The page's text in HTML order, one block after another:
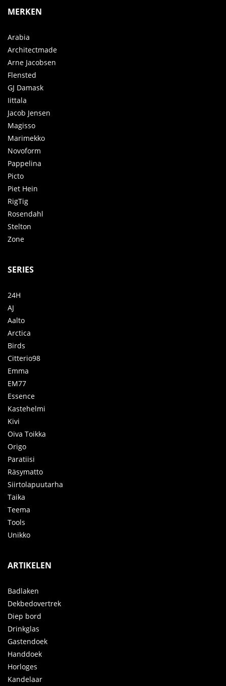
MERKEN
Arabia
Architectmade
Arne Jacobsen
Flensted
GJ Damask
Iittala
Jacob Jensen
Magisso
Marimekko
Novoform
Pappelina
Picto
Piet Hein
RigTig
Rosendahl
Stelton
Zone
SERIES
24H
AJ
Aalto
Arctica
Birds
Citterio98
Emma
EM77
Essence
Kastehelmi
Kivi
Oiva Toikka
Origo
Paratiisi
Räsymatto
Siirtolapuutarha
Taika
Teema
Tools
Unikko
ARTIKELEN
Badlaken
Dekbedovertrek
Diep bord
Drinkglas
Gastendoek
Handdoek
Horloges
Kandelaar